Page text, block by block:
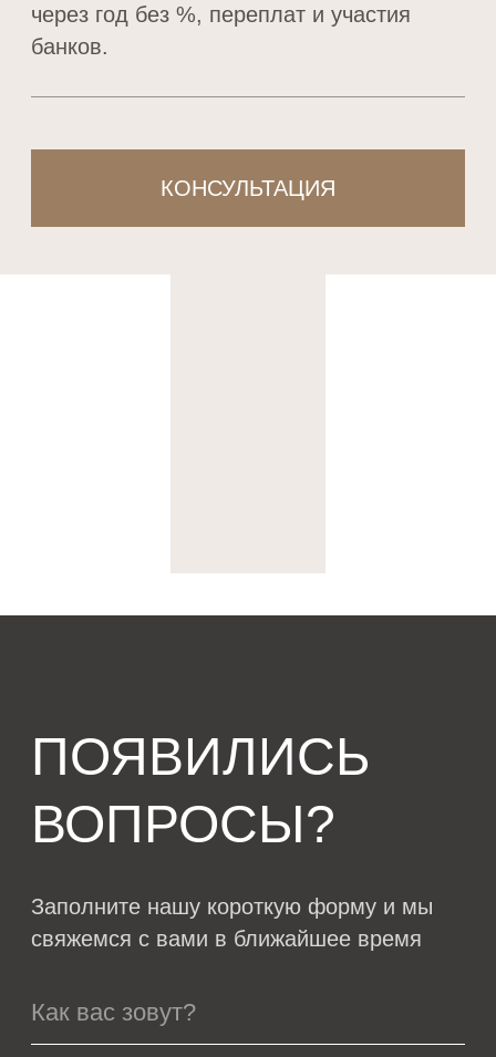
проходят по предварительной записи.
info@volga-residence.ru
дома
о компании
новости
генплан
контакты
© VOLGA, 2022-2024 Политика конфиденциальности